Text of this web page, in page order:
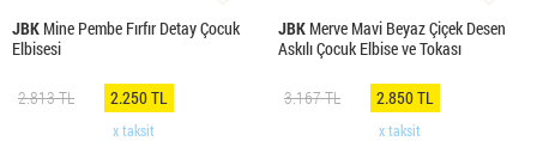
JBK Mine Pembe Fırfır Detay Çocuk
Elbisesi
2.813 TL 2.250 TL
x taksit
JBK Merve Mavi Beyaz Çiçek Desen
Askılı Çocuk Elbise ve Tokası
3.167 TL 2.850 TL
x taksit